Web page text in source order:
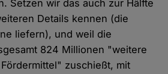
Setzen wir das auch zur Hälfte
Details kennen (die
liefern), und weil die
824 Millionen "weitere
zuschießt, mit